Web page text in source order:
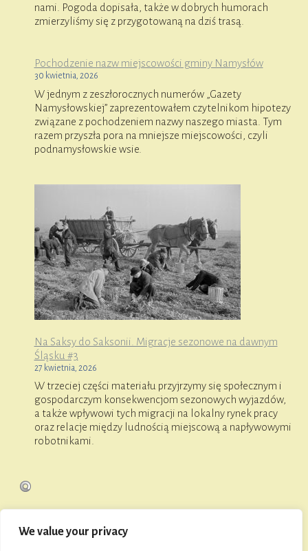
We value your privacy
nami. Pogoda dopisała, także w dobrych humorach
zmierzyliśmy się z przygotowaną na dziś trasą.
Pochodzenie nazw miejscowości gminy Namysłów
30 kwietnia, 2026
W jednym z zeszłorocznych numerów „Gazety
Namysłowskiej” zaprezentowałem czytelnikom hipotezy
związane z pochodzeniem nazwy naszego miasta. Tym
razem przyszła pora na mniejsze miejscowości, czyli
podnamysłowskie wsie.
Na Saksy do Saksonii. Migracje sezonowe na dawnym
Śląsku #3
27 kwietnia, 2026
W trzeciej części materiału przyjrzymy się społecznym i
gospodarczym konsekwencjom sezonowych wyjazdów,
a także wpływowi tych migracji na lokalny rynek pracy
oraz relacje między ludnością miejscową a napływowymi
robotnikami.